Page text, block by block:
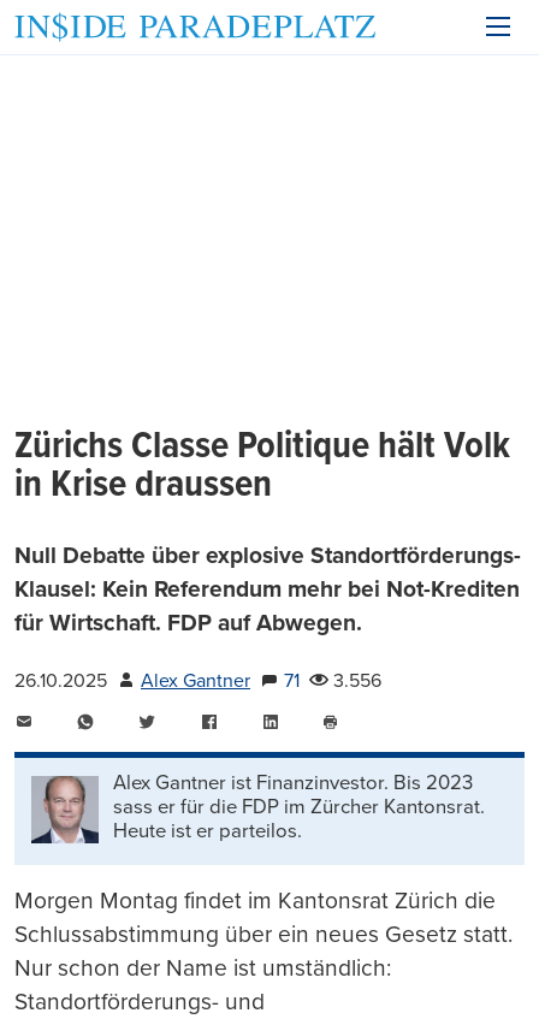
Zürichs Classe Politique hält Volk
in Krise draussen
Null Debatte über explosive Standortförderungs-
Klausel: Kein Referendum mehr bei Not-Krediten
für Wirtschaft. FDP auf Abwegen.
26.10.2025 Alex Gantner 71
3.556
WhatsAppTwitter FacebookLinkedIn
drucken
Alex Gantner ist Finanzinvestor. Bis 2023
sass er für die FDP im Zürcher Kantonsrat.
Heute ist er parteilos.
Morgen Montag findet im Kantonsrat Zürich die
Schlussabstimmung über ein neues Gesetz statt.
Nur schon der Name ist umständlich:
Standortförderungs- und